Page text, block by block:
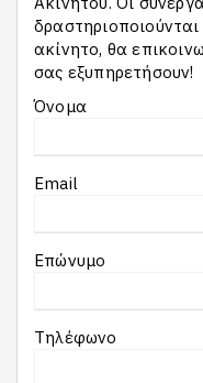
ακίνητο, θα
σας εξυπηρετήσουν!
Όνομα
Email
Επώνυμο
Τηλέφωνο